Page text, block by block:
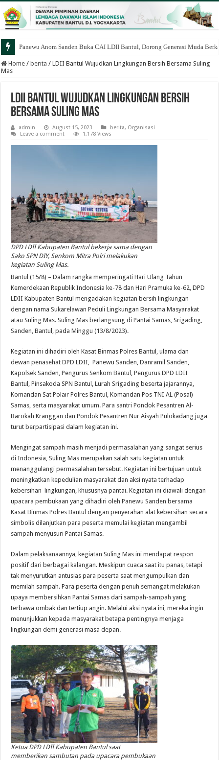
Panewu Anom Sanden Buka CAI LDII Bantul, Dorong Generasi Muda
Home / berita / LDII Bantul Wujudkan Lingkungan Bersih Bersama Suling
Mas
LDII Bantul Wujudkan Lingkungan Bersih
Bersama Suling Mas
admin August 15, 2023 berita, Organisasi
Leave a comment
1,178 Views
DPD LDII Kabupaten Bantul bekerja sama dengan
Sako SPN DIY, Senkom Mitra Polri melakukan
kegiatan Suling Mas.
Bantul (15/8) – Dalam rangka memperingati Hari Ulang Tahun
Kemerdekaan Republik Indonesia ke-78 dan Hari Pramuka ke-62, DPD
LDII Kabupaten Bantul mengadakan kegiatan bersih lingkungan
dengan nama Sukarelawan Peduli Lingkungan Bersama Masyarakat
atau Suling Mas. Suling Mas berlangsung di Pantai Samas, Srigading,
Sanden, Bantul, pada Minggu (13/8/2023).
Kegiatan ini dihadiri oleh Kasat Binmas Polres Bantul, ulama dan
dewan penasehat DPD LDII, Panewu Sanden, Danramil Sanden,
Kapolsek Sanden, Pengurus Senkom Bantul, Pengurus DPD LDII
Bantul, Pinsakoda SPN Bantul, Lurah Srigading beserta jajarannya,
Komandan Sat Polair Polres Bantul, Komandan Pos TNI AL (Posal)
Samas, serta masyarakat umum. Para santri Pondok Pesantren Al-
Barokah Kranggan dan Pondok Pesantren Nur Aisyah Pulokadang juga
turut berpartisipasi dalam kegiatan ini.
Mengingat sampah masih menjadi permasalahan yang sangat serius
di Indonesia, Suling Mas merupakan salah satu kegiatan untuk
menanggulangi permasalahan tersebut. Kegiatan ini bertujuan untuk
meningkatkan kepedulian masyarakat dan aksi nyata terhadap
kebersihan lingkungan, khususnya pantai. Kegiatan ini diawali dengan
upacara pembukaan yang dihadiri oleh Panewu Sanden bersama
Kasat Binmas Polres Bantul dengan penyerahan alat kebersihan secara
simbolis dilanjutkan para peserta memulai kegiatan mengambil
sampah menyusuri Pantai Samas.
Dalam pelaksanaannya, kegiatan Suling Mas ini mendapat respon
positif dari berbagai kalangan. Meskipun cuaca saat itu panas, tetapi
tak menyurutkan antusias para peserta saat mengumpulkan dan
memilah sampah. Para peserta dengan penuh semangat melakukan
upaya membersihkan Pantai Samas dari sampah-sampah yang
terbawa ombak dan tertiup angin. Melalui aksi nyata ini, mereka ingin
menunjukkan kepada masyarakat betapa pentingnya menjaga
lingkungan demi generasi masa depan.
Ketua DPD LDII Kabupaten Bantul saat
memberikan sambutan pada upacara pembukaan